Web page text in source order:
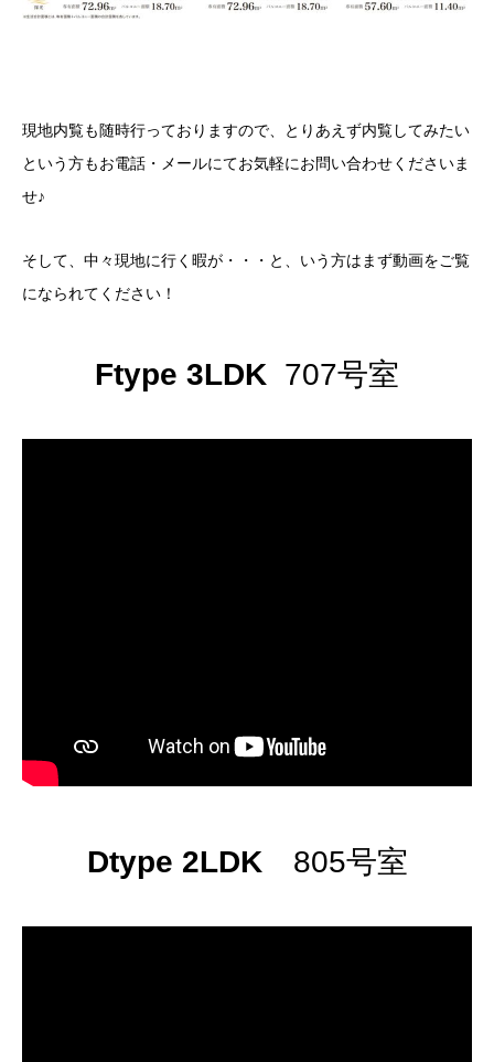
現地内覧も随時行っておりますので、とりあえず内覧してみたい
という方もお電話・メールにてお気軽にお問い合わせくださいま
せ♪
そして、中々現地に行く暇が・・・と、いう方はまず動画をご覧
になられてください！
Ftype 3LDK 707号室
Dtype 2LDK 805号室